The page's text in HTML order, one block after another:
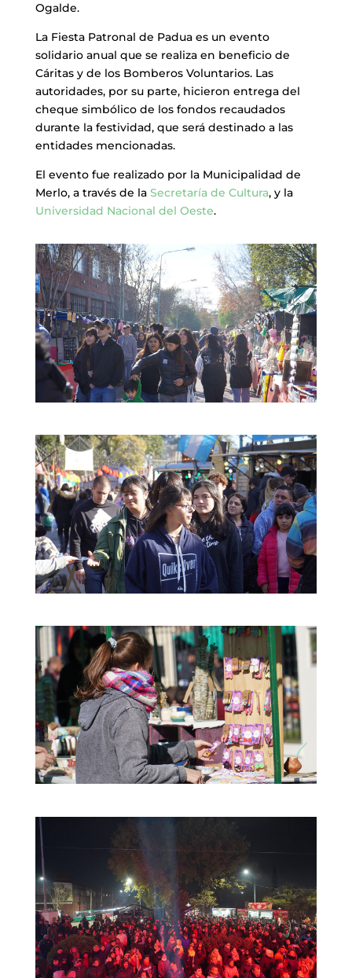
Ogalde.
La Fiesta Patronal de Padua es un evento
solidario anual que se realiza en beneficio de
Cáritas y de los Bomberos Voluntarios. Las
autoridades, por su parte, hicieron entrega del
cheque simbólico de los fondos recaudados
durante la festividad, que será destinado a las
entidades mencionadas.
El evento fue realizado por la Municipalidad de
Merlo, a través de la Secretaría de Cultura, y la
Universidad Nacional del Oeste.